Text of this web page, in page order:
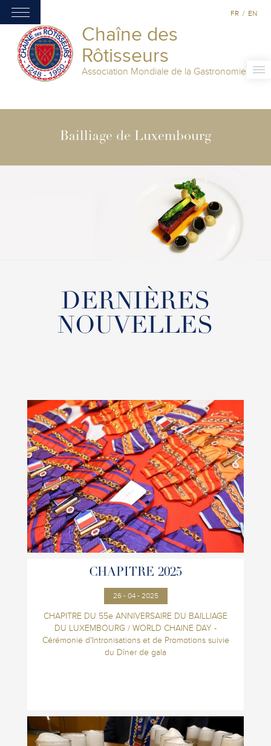
Chaîne des
Rôtisseurs
Association Mondiale de la Gastronomie
FR / EN
Bailliage de Luxembourg
DERNIÈRES
NOUVELLES
CHAPITRE 2025
26 - 04 - 2025
CHAPITRE DU 55e ANNIVERSAIRE DU BAILLIAGE
DU LUXEMBOURG / WORLD CHAINE DAY -
Cérémonie d'Intronisations et de Promotions suivie
du Dîner de gala